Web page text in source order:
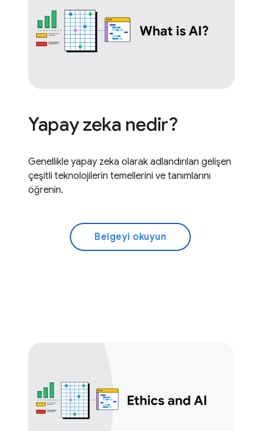
Yapay zeka nedir?
Genellikle yapay zeka olarak adlandırılan gelişen
çeşitli teknolojilerin temellerini ve tanımlarını
öğrenin.
Belgeyi okuyun